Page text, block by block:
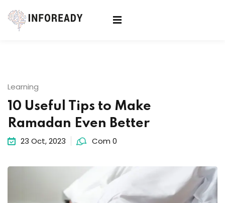
Learning
10 Useful Tips to Make
Ramadan Even Better
23 Oct, 2023 Com 0
Sign in
Remember me Lost your password?